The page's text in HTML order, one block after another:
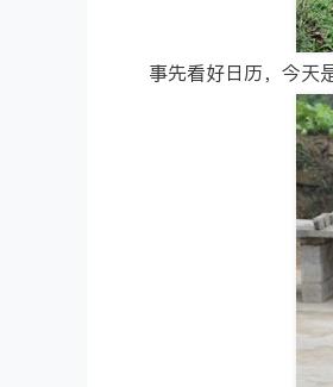
事先看好日历，今天